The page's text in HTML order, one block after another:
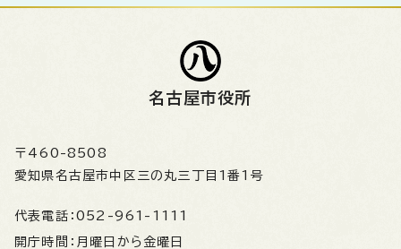
名古屋市役所
〒460-8508
愛知県名古屋市中区三の丸三丁目1番1号
代表電話： 052-961-1111
開庁時間： 月曜日から金曜日